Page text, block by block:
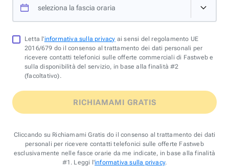
seleziona la fascia oraria
Letta l'informativa sulla privacy ai sensi del regolamento UE
2016/679 do il consenso al trattamento dei dati personali per
ricevere contatti telefonici sulle offerte commerciali di Fastweb e
sulla disponibilità del servizio, in base alla finalità #2
(facoltativo).
RICHIAMAMI GRATIS
Cliccando su Richiamami Gratis do il consenso al trattamento dei dati
personali per ricevere contatti telefonici sulle offerte Fastweb
esclusivamente nelle fasce orarie da me indicate, in base alla finalità
#1. Leggi l'informativa sulla privacy.